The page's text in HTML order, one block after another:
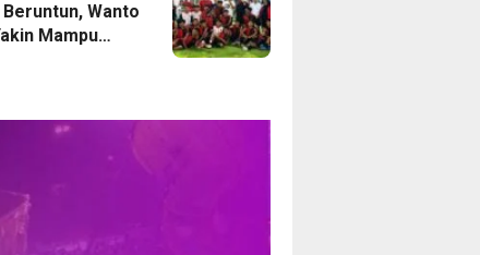
Wanto
Mampu
Cup